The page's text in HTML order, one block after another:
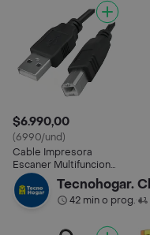
$6.990,00
(6990/und)
Cable Impresora
Escaner Multifuncional
Termica Color Negro
42 min o prog.•